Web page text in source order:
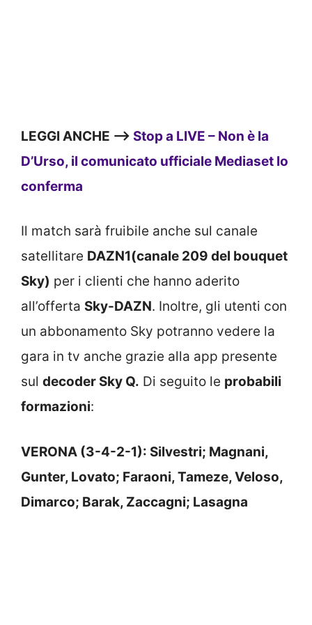
LEGGI ANCHE –> Stop a LIVE – Non è la
D’Urso, il comunicato ufficiale Mediaset lo
conferma
Il match sarà fruibile anche sul canale
satellitare DAZN1(canale 209 del bouquet
Sky) per i clienti che hanno aderito
all’offerta Sky-DAZN. Inoltre, gli utenti con
un abbonamento Sky potranno vedere la
gara in tv anche grazie alla app presente
sul decoder Sky Q. Di seguito le probabili
formazioni:
VERONA (3-4-2-1): Silvestri; Magnani,
Gunter, Lovato; Faraoni, Tameze, Veloso,
Dimarco; Barak, Zaccagni; Lasagna